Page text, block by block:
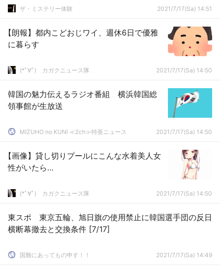
ザ・ミステリー体験 2021/7/17(Sa) 14:51
【朗報】都内こどおじワイ、週休6日で優雅
に暮らす
(*ﾟ∀ﾟ)ゞカガクニュース隊 2021/7/17(Sa) 14:50
韓国の魅力伝えるラジオ番組 横浜韓国総
領事館が生放送
MIZUHO no KUNI ≪2ch≫特亜ニュース 2021/7/17(Sa) 14:50
【画像】貸し切りプールにこんな水着美人女
性がいたら…
(*ﾟ∀ﾟ)ゞカガクニュース隊 2021/7/17(Sa) 14:50
東スポ 東京五輪、旭日旗の使用禁止に韓国選手団の反日
横断幕撤去と交換条件 [7/17]
国難にあってもの申す！！ 2021/7/17(Sa) 14:49